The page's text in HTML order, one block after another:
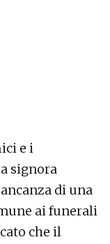
e i
signora
di una
ai funerali
che il